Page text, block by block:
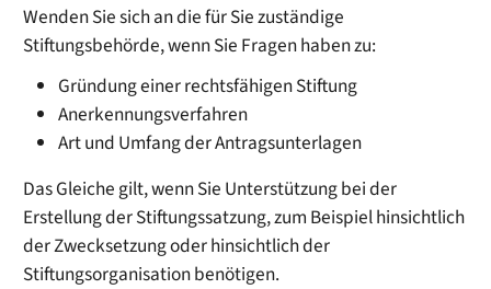
Wenden Sie sich an die für Sie zuständige
Stiftungsbehörde, wenn Sie Fragen haben zu:
Gründung einer rechtsfähigen Stiftung
Anerkennungsverfahren
Art und Umfang der Antragsunterlagen
Das Gleiche gilt, wenn Sie Unterstützung bei der
Erstellung der Stiftungssatzung, zum Beispiel hinsichtlich
der Zwecksetzung oder hinsichtlich der
Stiftungsorganisation benötigen.